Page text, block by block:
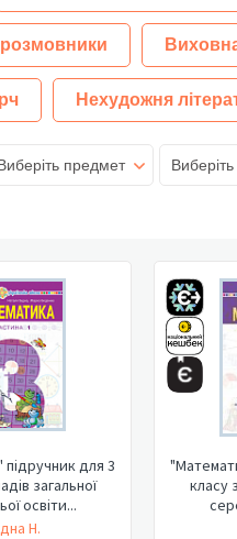
розмовники
Нехудожня
предмет
для 3
загальної
освіти...
Н.
класу